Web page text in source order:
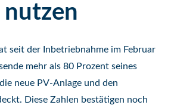
seit der Inbetriebnahme im Februar
mehr als 80 Prozent seines
neue PV-Anlage und den
Diese Zahlen bestätigen noch